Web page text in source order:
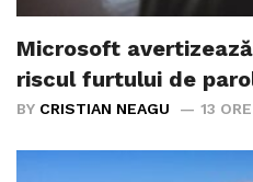
Microsoft
riscul furtului de
BY CRISTIAN NEAGU 13